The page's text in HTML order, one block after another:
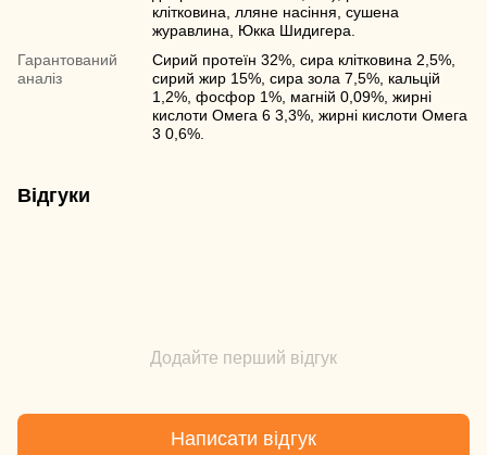
клітковина, лляне насіння, сушена
журавлина, Юкка Шидигера.
Гарантований
аналіз
Сирий протеїн 32%, сира клітковина 2,5%,
сирий жир 15%, сира зола 7,5%, кальцій
1,2%, фосфор 1%, магній 0,09%, жирні
кислоти Омега 6 3,3%, жирні кислоти Омега
3 0,6%.
Відгуки
Додайте перший відгук
Написати відгук